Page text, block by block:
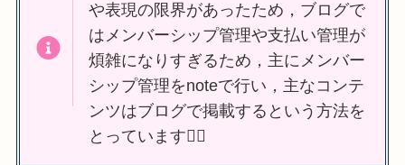
や表現の限界があったため，ブログで
はメンバーシップ管理や支払い管理が
煩雑になりすぎるため，主にメンバー
シップ管理をnoteで行い，主なコンテ
ンツはブログで掲載するという方法を
とっています🙇‍♂️